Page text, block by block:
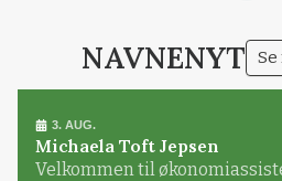
NAVNENYT
3. AUG.
Michaela Toft Jepsen
Velkommen til